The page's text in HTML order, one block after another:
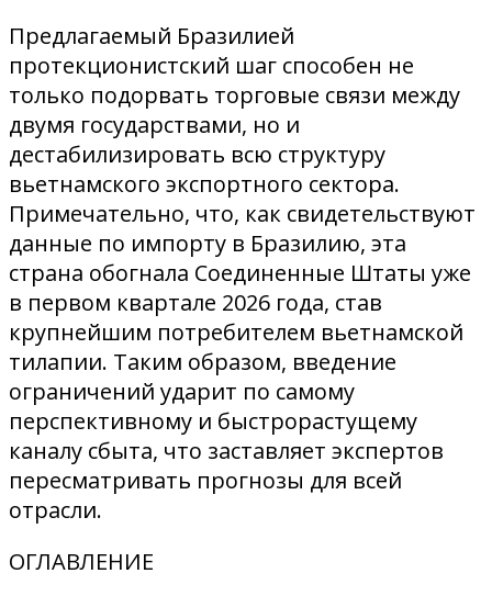
Предлагаемый Бразилией
протекционистский шаг способен не
только подорвать торговые связи между
двумя государствами, но и
дестабилизировать всю структуру
вьетнамского экспортного сектора.
Примечательно, что, как свидетельствуют
данные по импорту в Бразилию, эта
страна обогнала Соединенные Штаты уже
в первом квартале 2026 года, став
крупнейшим потребителем вьетнамской
тилапии. Таким образом, введение
ограничений ударит по самому
перспективному и быстрорастущему
каналу сбыта, что заставляет экспертов
пересматривать прогнозы для всей
отрасли.
ОГЛАВЛЕНИЕ